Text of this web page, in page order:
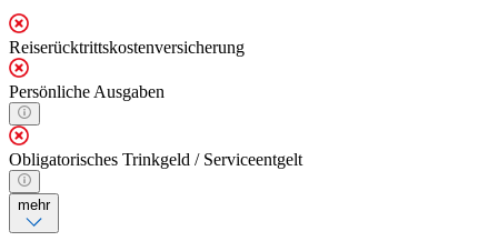
Reiserücktrittskostenversicherung
Persönliche Ausgaben
Obligatorisches Trinkgeld / Serviceentgelt
mehr